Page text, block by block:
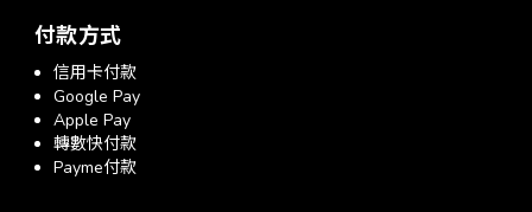
付款方式
信用卡付款
Google Pay
Apple Pay
轉數快付款
Payme付款